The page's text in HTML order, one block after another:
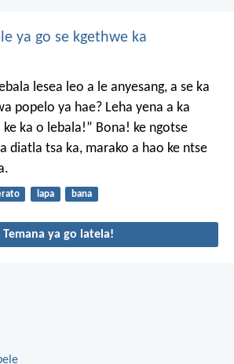
ya go se kgethwe ka
lesea leo a le anyesang, a se ka
popelo ya hae? Leha yena a ka
ke ka o lebala!” Bona! ke ngotse
diatla tsa ka, marako a hao ke ntse
lapa bana
Temana ya go latela!